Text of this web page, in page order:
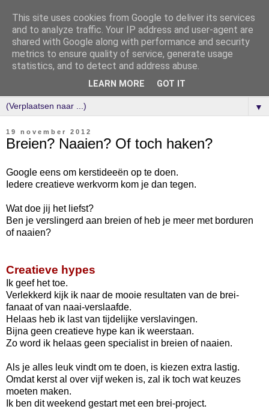
▼
19 november 2012
Breien? Naaien? Of toch haken?
Google eens om kerstideeën op te doen.
Iedere creatieve werkvorm kom je dan tegen.
Wat doe jij het liefst?
Ben je verslingerd aan breien of heb je meer met borduren
of naaien?
Creatieve hypes
Ik geef het toe.
Verlekkerd kijk ik naar de mooie resultaten van de brei-
fanaat of van naai-verslaafde.
Helaas heb ik last van tijdelijke verslavingen.
Bijna geen creatieve hype kan ik weerstaan.
Zo word ik helaas geen specialist in breien of naaien.
Als je alles leuk vindt om te doen, is kiezen extra lastig.
Omdat kerst al over vijf weken is, zal ik toch wat keuzes
moeten maken.
Ik ben dit weekend gestart met een brei-project.
This site uses cookies from Google to deliver its services
and to analyze traffic. Your IP address and user-agent are
shared with Google along with performance and security
metrics to ensure quality of service, generate usage
statistics, and to detect and address abuse.
LEARN MORE GOT IT